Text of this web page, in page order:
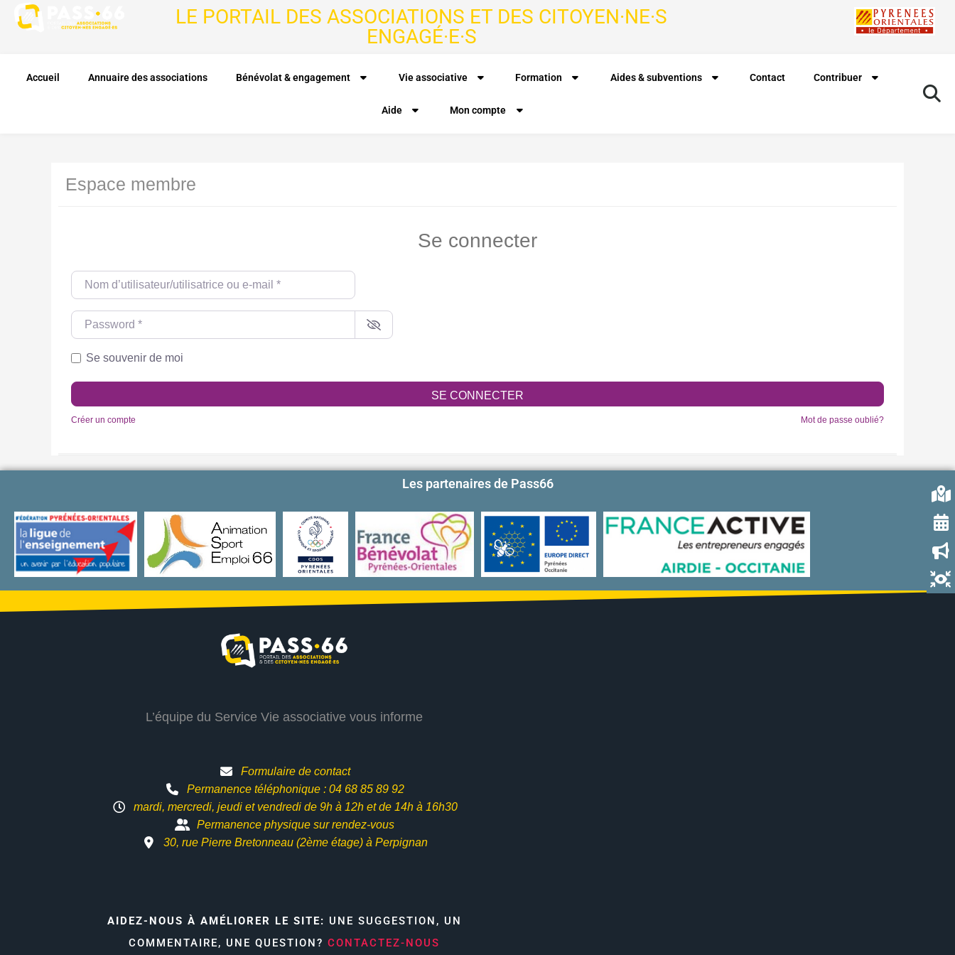
LE PORTAIL DES ASSOCIATIONS ET DES CITOYEN·NE·S
ENGAGÉ·E·S
Accueil Annuaire des associations Bénévolat & engagement Vie associative Formation Aides & subventions Contact Contribuer
Aide Mon compte
Espace membre
Se connecter
Nom d’utilisateur/utilisatrice ou e-mail
Password
Se souvenir de moi
SE CONNECTER
Créer un compte Mot de passe oublié?
Les partenaires de Pass66
L’équipe du Service Vie associative vous informe
Formulaire de contact
Permanence téléphonique : 04 68 85 89 92
mardi, mercredi, jeudi et vendredi de 9h à 12h etde 14h à 16h30
Permanence physique sur rendez-vous
30, rue Pierre Bretonneau (2ème étage) à Perpignan
AIDEZ-NOUS À AMÉLIORER LE SITE: UNE SUGGESTION, UN
COMMENTAIRE, UNE QUESTION? CONTACTEZ-NOUS